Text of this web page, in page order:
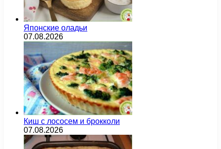
Японские оладьи
07.08.2026
Киш с лососем и брокколи
07.08.2026